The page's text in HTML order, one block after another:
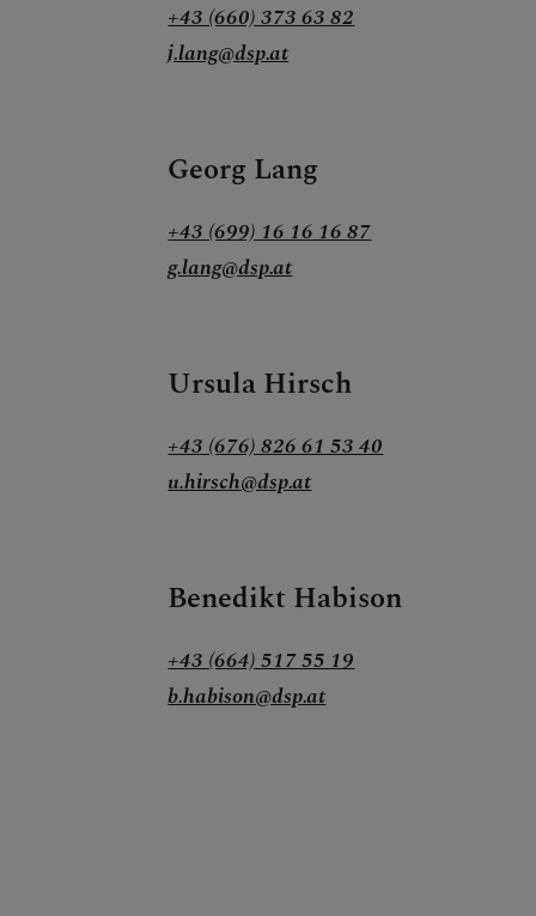
+43 (660) 373 63 82
j.lang@dsp.at
Georg Lang
+43 (699) 16 16 16 87
g.lang@dsp.at
Ursula Hirsch
+43 (676) 826 61 53 40
u.hirsch@dsp.at
Benedikt Habison
+43 (664) 517 55 19
b.habison@dsp.at